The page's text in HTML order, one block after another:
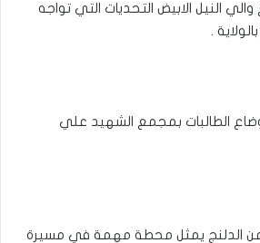
النيل الابيض التحديات التي تواجه
.
الطالبات بمجمع الشهيد علي
عن الدلنج يمثل محطة مهمة في مسيرة